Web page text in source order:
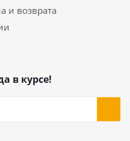
и возврата
в курсе!